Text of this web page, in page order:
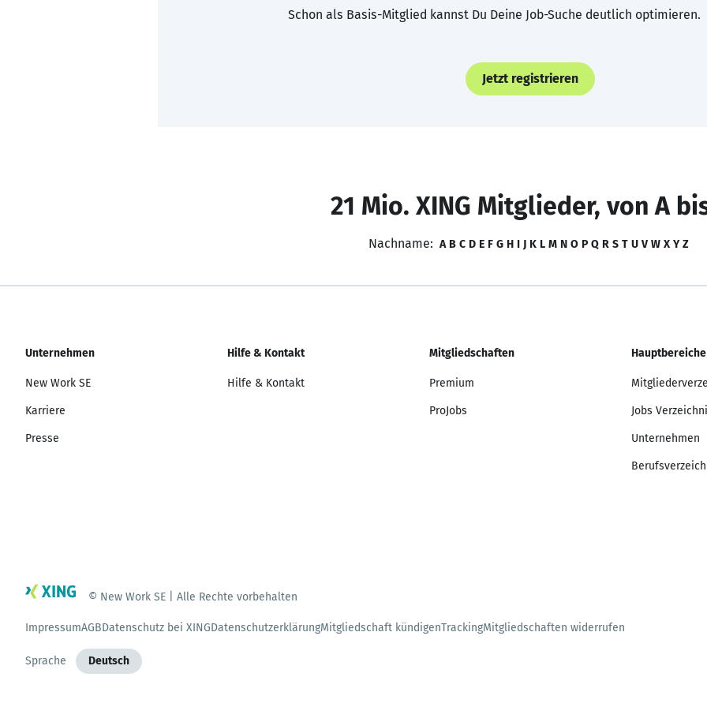
Schon als Basis-Mitglied kannst Du Deine Job-Suche deutlich optimieren.
Jetzt registrieren
21 Mio. XING Mitglieder, von A
Nachname: A B C D E F G H I J K L M N O P Q R S T U V W X Y Z
Unternehmen
New Work SE
Karriere
Presse
Hilfe & Kontakt
Hilfe & Kontakt
Mitgliedschaften
Premium
ProJobs
Hauptbereiche
Jobs
Unternehmen
© New Work SE | Alle Rechte vorbehalten
ImpressumAGBDatenschutz bei XINGDatenschutzerklärungMitgliedschaft kündigenTrackingMitgliedschaften widerrufen
Sprache Deutsch